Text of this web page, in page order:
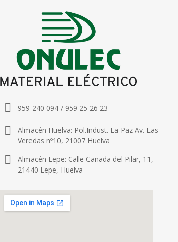
959 240 094 / 959 25 26 23
Almacén Huelva: Pol.Indust. La Paz Av. Las
Veredas nº10, 21007 Huelva
Almacén Lepe: Calle Cañada del Pilar, 11,
21440 Lepe, Huelva